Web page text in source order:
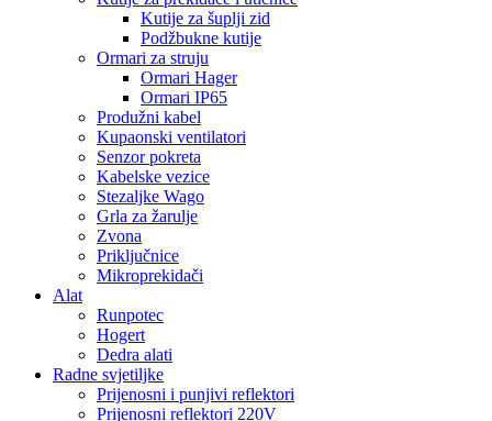
Kutije za šuplji zid
Podžbukne kutije
Ormari za struju
Ormari Hager
Ormari IP65
Produžni kabel
Kupaonski ventilatori
Senzor pokreta
Kabelske vezice
Stezaljke Wago
Grla za žarulje
Zvona
Priključnice
Mikroprekidači
Alat
Runpotec
Hogert
Dedra alati
Radne svjetiljke
Prijenosni i punjivi reflektori
Prijenosni reflektori 220V